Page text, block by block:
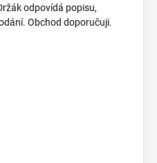
odpovídá popisu,
Obchod doporučuji.